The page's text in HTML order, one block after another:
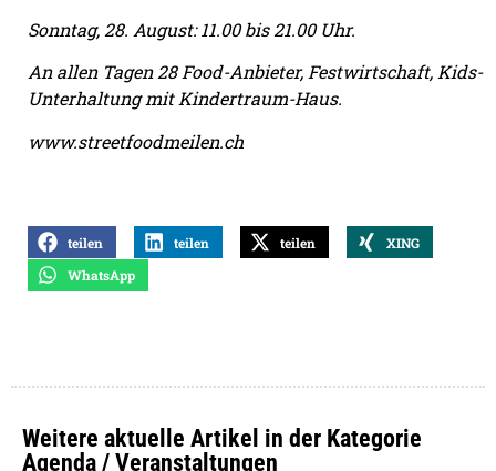
Sonntag, 28. August: 11.00 bis 21.00 Uhr.
An allen Tagen 28 Food-Anbieter, Festwirtschaft, Kids-
Unterhaltung mit Kindertraum-Haus.
www.streetfoodmeilen.ch
teilen teilen teilen
XING
WhatsApp
Weitere aktuelle Artikel in der Kategorie
Agenda / Veranstaltungen